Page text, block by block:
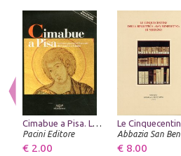
Cimabue a Pisa. La pittura pisana del Duecento da Giunta a Giotto. Cimabue in Pisa. Pisan Painting of the 13th Century from Giunta to Giotto
Pacini Editore
€ 2.00 € 8.00